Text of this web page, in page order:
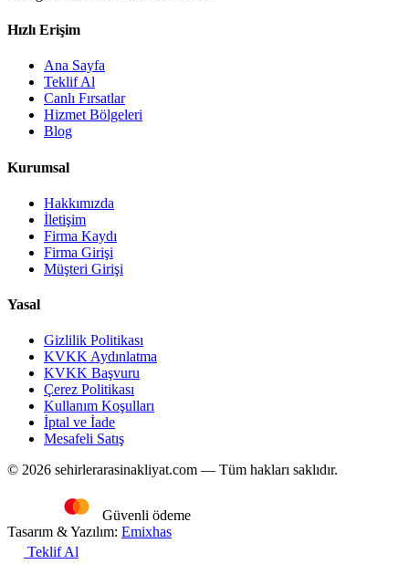
Hızlı Erişim
Ana Sayfa
Teklif Al
Canlı Fırsatlar
Hizmet Bölgeleri
Blog
Kurumsal
Hakkımızda
İletişim
Firma Kaydı
Firma Girişi
Müşteri Girişi
Yasal
Gizlilik Politikası
KVKK Aydınlatma
KVKK Başvuru
Çerez Politikası
Kullanım Koşulları
İptal ve İade
Mesafeli Satış
© 2026 sehirlerarasinakliyat.com — Tüm hakları saklıdır.
Güvenli ödeme
Tasarım & Yazılım: Emixhas
Teklif Al